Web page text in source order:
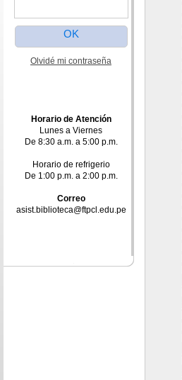
Olvidé mi contraseña
Horario de Atención
Lunes a Viernes
De 8:30 a.m. a 5:00 p.m.
Horario de refrigerio
De 1:00 p.m. a 2:00 p.m.
Correo
asist.biblioteca@ftpcl.edu.pe